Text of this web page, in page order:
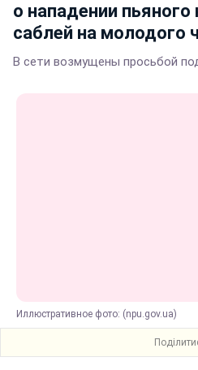
о нападении пьяного
саблей на молодого
В сети возмущены просьбой
Иллюстративное фото: (npu.gov.ua)